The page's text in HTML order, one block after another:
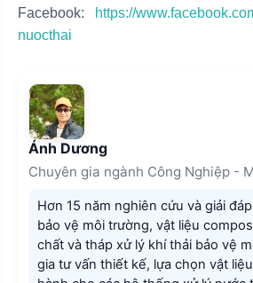
Facebook:
https://
nuocthai
Ánh Dương
Chuyên gia ngành Công Nghiệp -
Hơn 15 năm nghiên cứu và giải
bảo vệ môi trường, vật liệu
chất và tháp xử lý khí thải bảo vệ
gia tư vấn thiết kế, lựa chọn vật